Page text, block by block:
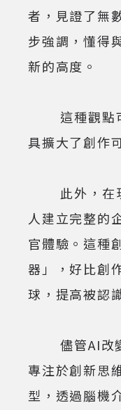
者，見證了無
步強調，懂得
新的高度。
這種觀點可
具擴大了創作
此外，在現
人建立完整的
官體驗。這種
器」，好比創
球，提高被認
儘管AI改變
專注於創新思
型，透過腦機